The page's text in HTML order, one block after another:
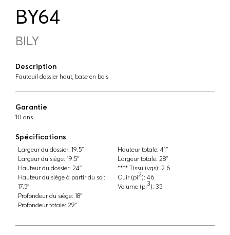
BY64
BILY
Description
Fauteuil dossier haut, base en bois
Garantie
10 ans
Spécifications
Largeur du dossier: 19.5''
Largeur du siège: 19.5''
Hauteur du dossier: 24''
Hauteur du siège à partir du sol:
17.5''
Profondeur du siège: 18''
Profondeur totale: 29''
Hauteur totale: 41''
Largeur totale: 28''
**** Tissu (vgs): 2.6
Cuir (pi2): 46
Volume (pi3): 35